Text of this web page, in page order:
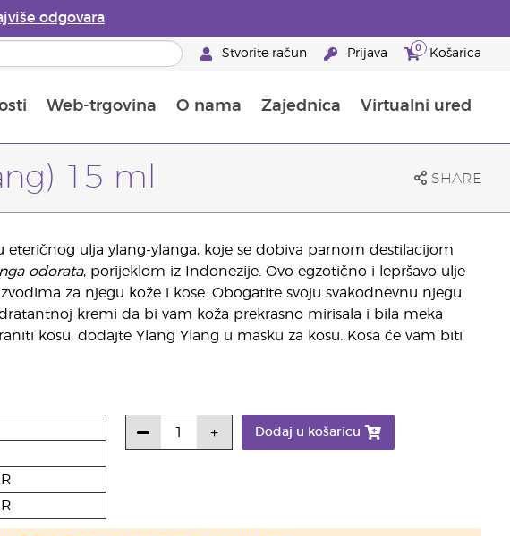
odgovara
Stvorite račun Prijava 0 Košarica
Web-trgovina O nama Zajednica Virtualni ured
15 ml SHARE
ulja ylang-ylanga, koje se dobiva parnom destilacijom
odorata, porijeklom iz Indonezije. Ovo egzotično i lepršavo ulje
za njegu kože i kose. Obogatite svoju svakodnevnu njegu
kremi da bi vam koža prekrasno mirisala i bila meka
kosu, dodajte Ylang Ylang u masku za kosu. Kosa će vam biti
Dodaj u košaricu